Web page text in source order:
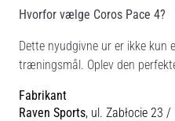
Hvorfor vælge Coros Pace 4?
Dette nyudgivne ur er ikke
træningsmål. Oplev den
Fabrikant
Raven Sports, ul. Zabłocie 23